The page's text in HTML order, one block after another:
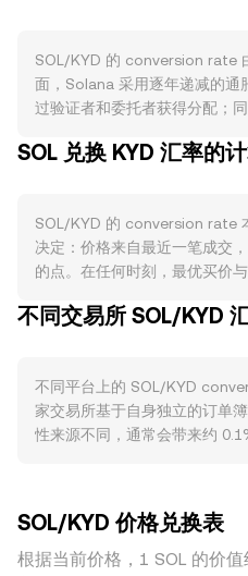
SOL/KYD 的 conversion rate
面，Solana 采用逐年递减的通
过验证者和委托者获得分配；
抛压。需求层面，Solana 生态
数量提升，通常对应更强的基
走势具有较高相关性，整体风
外，KYD 与美元紧密挂钩，其
针对大型公链代币分类、交易
影响成交与报价。技术层面，
与持仓分布、链上与场外的大
动；当永续合约资金费率长期
SOL 兑换 KYD 汇率的
SOL/KYD 的 conversion rate
决定：价格来自最近一笔成交
的点。在任何时刻，最优买价
常以成交量加权平均价（
为：以 KYD 计价时，KYD 数
rate；反过来，以目标 KYD 金
数量 = KYD 数值 / conversion
k 的恒定乘积模型，对于 SOL/
两种资产储备比决定，即 price
时，价格沿着曲线滑动，进而
不同交易所 SOL/KYD
不同平台上的 SOL/KYD
家交易所基于自身独立的订单
性来源不同，通常会带来约
可用性不同，都会影响当地市
台上的现货基准来自 SOL/
SOL/KYD 价格兑换表
根据当前价格，1 SOL 的价